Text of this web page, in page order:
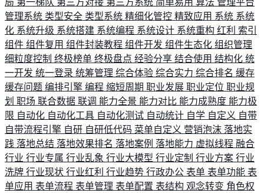
管理系统 类型安全 类型系统 精细化管控 精致应用 系统 系统
化 系统升级 系统搭建 系统编程 系统设计 系统重构 红利 索引
组件 组件复用 组件封装教程 组件开发 组件生态化 组织管理
细粒度控制 终极榜单 终极盘点 经验分享 结合使用 结构化 统
一开发 统一登录 统筹管理 综合体验 综合实力 综合排名 缓存
缓存问题 编排引擎 编程 缩短周期 职业发展 职业定位 职业规
划 职场 联合数据 联调 能力全景 能力对比 能力成熟度 能力极
限 自动化 自动化工具 自动化测试 自动统计 自学 自定义 自带
自带流程引擎 自研 自研低代码 菜单自定义 营销泡沫 落地实
践 落地总结 落地效果排名 落地案例 落地能力 虚拟线程 融合
行业 行业专属 行业乱象 行业大模型 行业定制 行业方案 行业
洗牌 行业现状 行业红利 行业趋势 行政办公 表单 表单功能 表
单应用 表单流程 表单管理 表单配置 表结构 观念转变 角色权